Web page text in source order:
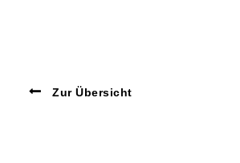
Zur Übersicht